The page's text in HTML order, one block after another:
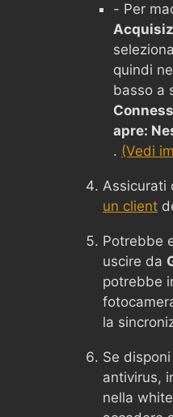
- Per
quindi
basso a
apre:
. (Vedi
Assicurati
un client
Potrebbe
uscire da
potrebbe
la
Se
antivirus,
nella